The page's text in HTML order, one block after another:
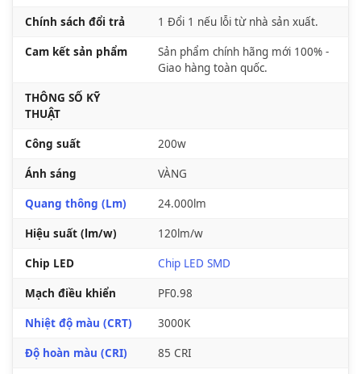
Chính sách đổi trả 1 Đổi 1 nếu lỗi từ nhà sản xuất.
Cam kết sản phẩm
Sản phẩm chính hãng mới 100% -
Giao hàng toàn quốc.
THÔNG SỐ KỸ
THUẬT
Công suất 200w
Ánh sáng VÀNG
Quang thông (Lm) 24.000lm
Hiệu suất (lm/w) 120lm/w
Chip LED Chip LED SMD
Mạch điều khiển PF0.98
Nhiệt độ màu (CRT) 3000K
Độ hoàn màu (CRI) 85 CRI